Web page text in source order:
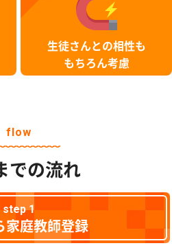
生徒さんとの相性も
もちろん考慮
flow
での流れ
step 1
家庭教師登録